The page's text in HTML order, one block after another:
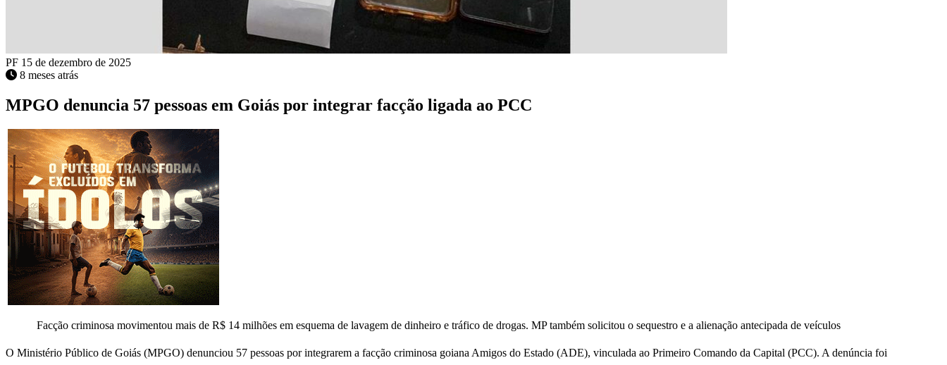
PF 15 de dezembro de 2025
8 meses atrás
MPGO denuncia 57 pessoas em Goiás por integrar facção ligada ao PCC
Facção criminosa movimentou mais de R$ 14 milhões em esquema de lavagem de dinheiro e tráfico de drogas. MP também solicitou o sequestro e a alienação antecipada de veículos
O Ministério Público de Goiás (MPGO) denunciou 57 pessoas por integrarem a facção criminosa goiana Amigos do Estado (ADE), vinculada ao Primeiro Comando da Capital (PCC). A denúncia foi